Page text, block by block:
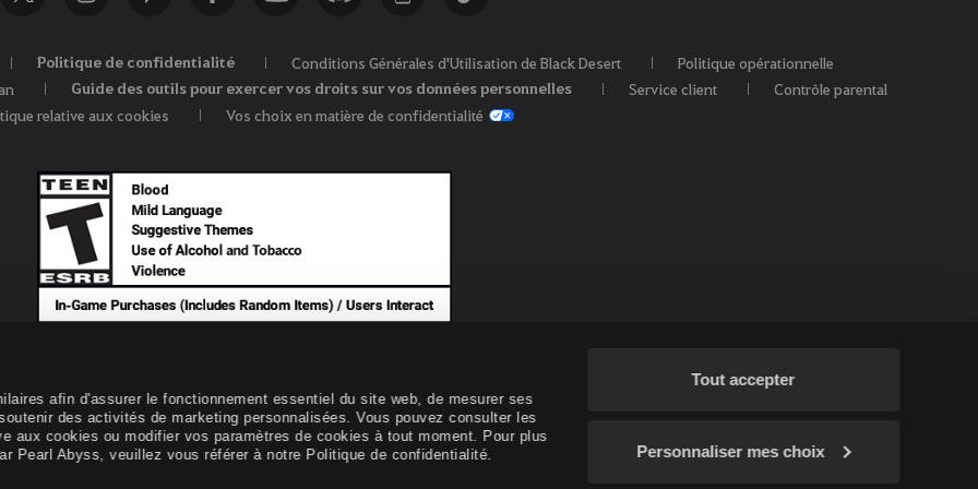
afin d'assurer le fonctionnement essentiel du site web, de mesurer ses
des activités de marketing personnalisées. Vous pouvez consulter les
aux cookies ou modifier vos paramètres de cookies à tout moment. Pour plus
Pearl Abyss, veuillez vous référer à notre Politique de confidentialité.
Tout accepter
Personnaliser mes choix
Politique de confidentialité Conditions Générales d'Utilisation de Black Desert
Politique opérationnelle
Guide des outils pour exercer vos droits sur vos données personnelles Service client
Contrôle parental
relative aux cookies
Vos choix en matière de confidentialité